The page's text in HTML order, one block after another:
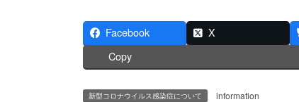
Facebook X
Copy
新型コロナウイルス感染症について information